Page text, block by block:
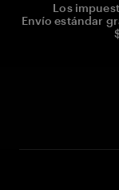
Los
Envío estándar